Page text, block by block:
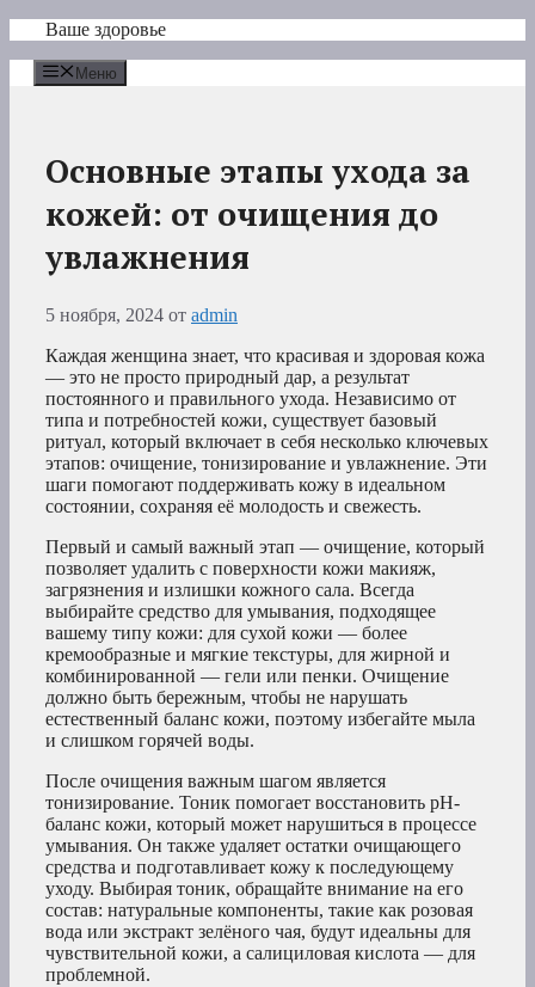
Перейти
содержимому
Ваше здоровье
Меню
Основные этапы ухода за
кожей: от очищения до
увлажнения
5 ноября, 2024 от admin
Каждая женщина знает, что красивая и здоровая кожа
— это не просто природный дар, а результат
постоянного и правильного ухода. Независимо от
типа и потребностей кожи, существует базовый
ритуал, который включает в себя несколько ключевых
этапов: очищение, тонизирование и увлажнение. Эти
шаги помогают поддерживать кожу в идеальном
состоянии, сохраняя её молодость и свежесть.
Первый и самый важный этап — очищение, который
позволяет удалить с поверхности кожи макияж,
загрязнения и излишки кожного сала. Всегда
выбирайте средство для умывания, подходящее
вашему типу кожи: для сухой кожи — более
кремообразные и мягкие текстуры, для жирной и
комбинированной — гели или пенки. Очищение
должно быть бережным, чтобы не нарушать
естественный баланс кожи, поэтому избегайте мыла
и слишком горячей воды.
После очищения важным шагом является
тонизирование. Тоник помогает восстановить pH-
баланс кожи, который может нарушиться в процессе
умывания. Он также удаляет остатки очищающего
средства и подготавливает кожу к последующему
уходу. Выбирая тоник, обращайте внимание на его
состав: натуральные компоненты, такие как розовая
вода или экстракт зелёного чая, будут идеальны для
чувствительной кожи, а салициловая кислота — для
проблемной.